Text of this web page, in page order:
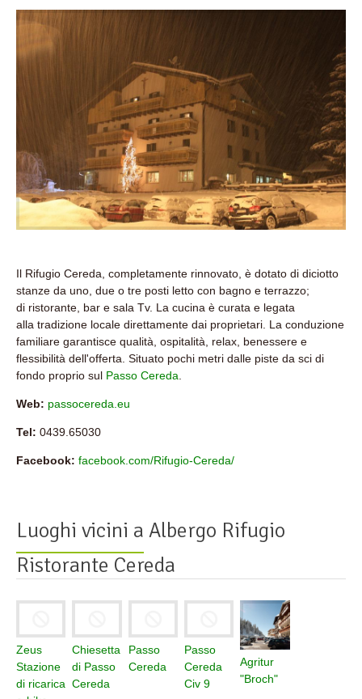
Il Rifugio Cereda, completamente rinnovato, è dotato di diciotto
stanze da uno, due o tre posti letto con bagno e terrazzo;
di ristorante, bar e sala Tv. La cucina è curata e legata
alla tradizione locale direttamente dai proprietari. La conduzione
familiare garantisce qualità, ospitalità, relax, benessere e
flessibilità dell'offerta. Situato pochi metri dalle piste da sci di
fondo proprio sul Passo Cereda.
Web: passocereda.eu
Tel: 0439.65030
Facebook: facebook.com/Rifugio-Cereda/
Luoghi vicini a Albergo Rifugio
Ristorante Cereda
Zeus
Stazione
di ricarica
Chiesetta
di Passo
Cereda
Passo
Cereda
Passo
Cereda
Civ 9
Agritur
"Broch"